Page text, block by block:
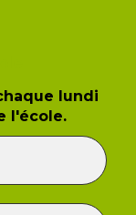
lundi
l'école.